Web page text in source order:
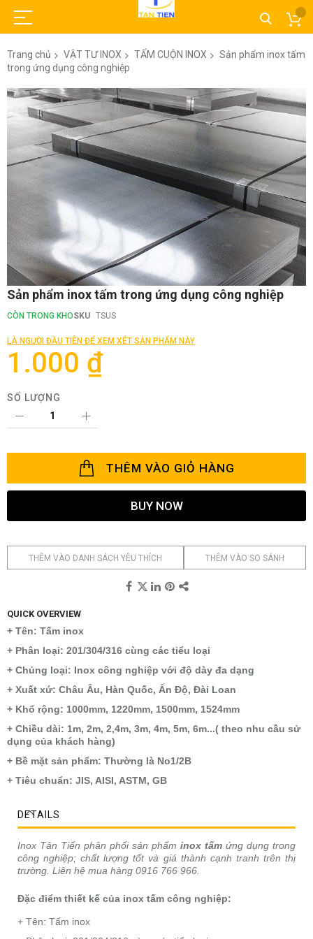
Trang chủ VẬT TƯ INOX TẤM CUỘN INOX
Sản phẩm inox tấm
trong ứng dụng công nghiệp
Chuyển
phần
đầu
thư
viện
hình
ảnh
Chuyển
đến
phần
của
thư
hình
Sản phẩm inox tấm trong ứng dụng công nghiệp
CÒN TRONG KHOSKU TSUS
LÀ NGƯỜI ĐẦU TIÊN ĐỂ XEM XÉT SẢN PHẨM NÀY
1.000 ₫
SỐ LƯỢNG
THÊM VÀO GIỎ HÀNG
BUY NOW
THÊM VÀO DANH SÁCH YÊU THÍCH THÊM VÀO SO SÁNH
QUICK OVERVIEW
+ Tên: Tấm inox
+ Phân loại: 201/304/316 cùng các tiểu loại
+ Chủng loại: Inox công nghiệp với độ dày đa dạng
+ Xuất xứ: Châu Âu, Hàn Quốc, Ấn Độ, Đài Loan
+ Khổ rộng: 1000mm, 1220mm, 1500mm, 1524mm
+ Chiều dài: 1m, 2m, 2,4m, 3m, 4m, 5m, 6m...( theo nhu cầu sử
dụng của khách hàng)
+ Bề mặt sản phẩm: Thường là No1/2B
+ Tiêu chuẩn: JIS, AISI, ASTM, GB
DETAILS
Inox Tân Tiến phân phối sản phẩm inox tấm ứng dụng trong
công nghiệp; chất lượng tốt và giá thành cạnh tranh trên thị
trường. Liên hệ mua hàng 0916 766 966.
Đặc điểm thiết kế của inox tấm công nghiệp:
+ Tên: Tấm inox